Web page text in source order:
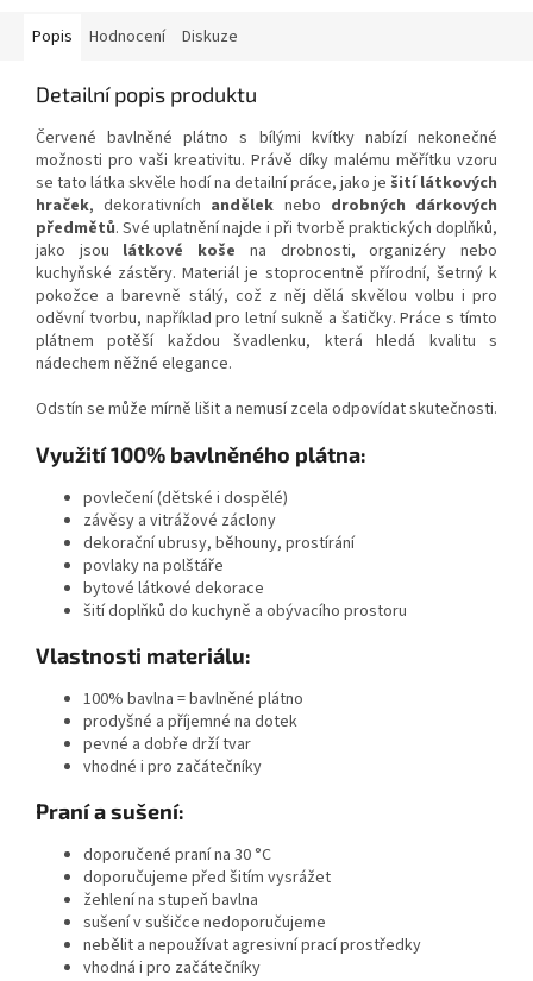
Popis Hodnocení Diskuze
Detailní popis produktu
Červené bavlněné plátno s bílými kvítky nabízí nekonečné
možnosti pro vaši kreativitu. Právě díky malému měřítku vzoru
se tato látka skvěle hodí na detailní práce, jako je šití látkových
hraček, dekorativních andělek nebo drobných dárkových
předmětů. Své uplatnění najde i při tvorbě praktických doplňků,
jako jsou látkové koše na drobnosti, organizéry nebo
kuchyňské zástěry. Materiál je stoprocentně přírodní, šetrný k
pokožce a barevně stálý, což z něj dělá skvělou volbu i pro
oděvní tvorbu, například pro letní sukně a šatičky. Práce s tímto
plátnem potěší každou švadlenku, která hledá kvalitu s
nádechem něžné elegance.
Odstín se může mírně lišit a nemusí zcela odpovídat skutečnosti.
Využití 100% bavlněného plátna:
povlečení (dětské i dospělé)
závěsy a vitrážové záclony
dekorační ubrusy, běhouny, prostírání
povlaky na polštáře
bytové látkové dekorace
šití doplňků do kuchyně a obývacího prostoru
Vlastnosti materiálu:
100% bavlna = bavlněné plátno
prodyšné a příjemné na dotek
pevné a dobře drží tvar
vhodné i pro začátečníky
Praní a sušení:
doporučené praní na 30 °C
doporučujeme před šitím vysrážet
žehlení na stupeň bavlna
sušení v sušičce nedoporučujeme
nebělit a nepoužívat agresivní prací prostředky
vhodná i pro začátečníky